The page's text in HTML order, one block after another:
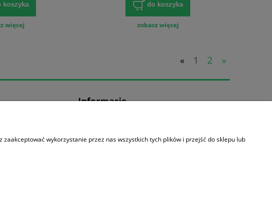
koszyka
więcej
do koszyka
zobacz więcej
« 1 2 »
Informacje
wykorzystanie przez nas wszystkich tych plików i przejść do sklepu lub